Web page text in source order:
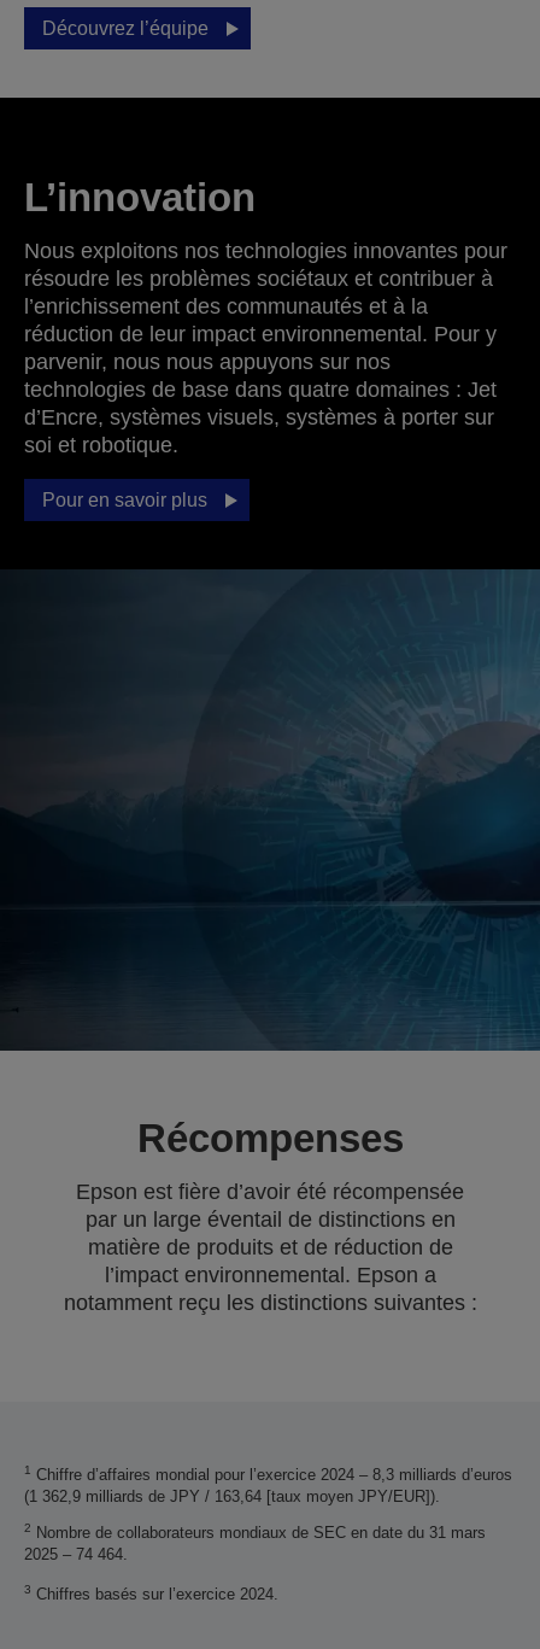
Découvrez l’équipe
L’innovation
Nous exploitons nos technologies innovantes pour
résoudre les problèmes sociétaux et contribuer à
l’enrichissement des communautés et à la
réduction de leur impact environnemental. Pour y
parvenir, nous nous appuyons sur nos
technologies de base dans quatre domaines : Jet
d’Encre, systèmes visuels, systèmes à porter sur
soi et robotique.
Pour en savoir plus
Récompenses
Epson est fière d’avoir été récompensée
par un large éventail de distinctions en
matière de produits et de réduction de
l’impact environnemental. Epson a
notamment reçu les distinctions suivantes :
1 Chiffre d’affaires mondial pour l’exercice 2024 – 8,3 milliards d’euros
(1 362,9 milliards de JPY / 163,64 [taux moyen JPY/EUR]).
2
Nombre de collaborateurs mondiaux de SEC en date du 31 mars
2025 – 74 464.
3 Chiffres basés sur l’exercice 2024.